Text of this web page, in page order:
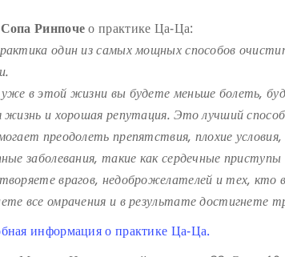
Ринпочео практике Ца-Ца:
один из самых мощных способов
в этой жизни вы будете меньше болеть,
жизнь и хорошая репутация. Это лучший
преодолеть препятствия, плохие
заболевания, такие как сердечные
врагов, недоброжелателей и тех, кто
все омрачения и в результате достигнете
информация о практике Ца-Ца.